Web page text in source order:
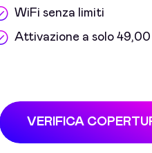
WiFi senza limiti
Attivazione a solo
VERIFICA